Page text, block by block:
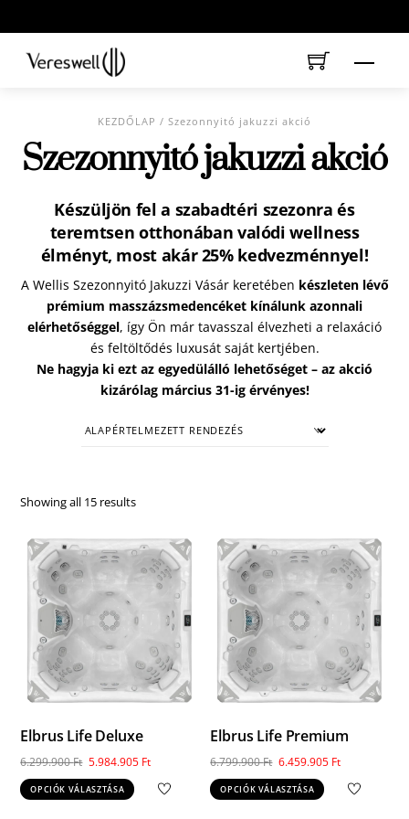
to
content
Menu
KEZDŐLAP / Szezonnyitó jakuzzi akció
Szezonnyitó jakuzzi akció
Készüljön fel a szabadtéri szezonra és
teremtsen otthonában valódi wellness
élményt, most akár 25% kedvezménnyel!
A Wellis Szezonnyitó Jakuzzi Vásár keretében készleten lévő
prémium masszázsmedencéket kínálunk azonnali
elérhetőséggel, így Ön már tavasszal élvezheti a relaxáció
és feltöltődés luxusát saját kertjében.
Ne hagyja ki ezt az egyedülálló lehetőséget – az akció
kizárólag március 31-ig érvényes!
Showing all 15 results
Elbrus Life Deluxe
6.299.900Ft Original
price
was:
5.984.905 FtCurrent
price
OPCIÓK VÁLASZTÁSA
Ennek
Elbrus Life Premium
6.799.900Ft Original
price
was:
6.459.905 FtCurrent
price
OPCIÓK VÁLASZTÁSA
Ennek